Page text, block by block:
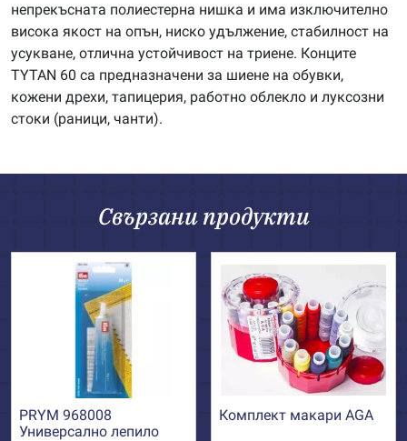
непрекъсната полиестерна нишка и има изключително
висока якост на опън, ниско удължение, стабилност на
усукване, отлична устойчивост на триене. Конците
TYTAN 60 са предназначени за шиене на обувки,
кожени дрехи, тапицерия, работно облекло и луксозни
стоки (раници, чанти).
Свързани продукти
PRYM 968008
Универсално лепило
Комплект макари AGA